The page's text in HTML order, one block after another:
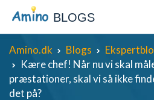
BLOGS
Amino.dk Blogs
Kære chef! Når nu vi skal
præstationer, skal vi så ikke
det på?